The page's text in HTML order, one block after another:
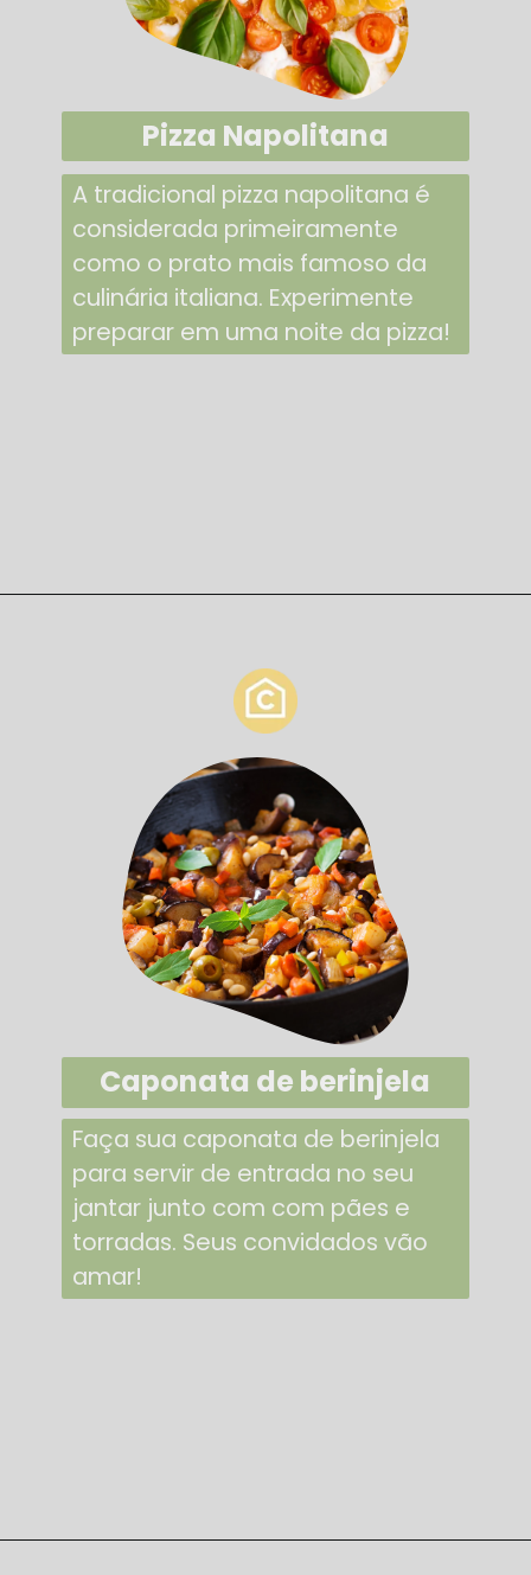
Pizza Napolitana
A tradicional pizza napolitana é
considerada primeiramente
como o prato mais famoso da
culinária italiana. Experimente
preparar em uma noite da pizza!
Caponata de berinjela
Faça sua caponata de berinjela
para servir de entrada no seu
jantar junto com com pães e
torradas. Seus convidados vão
amar!